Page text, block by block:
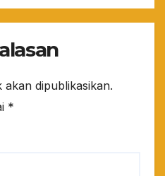
akan dipublikasikan.
*